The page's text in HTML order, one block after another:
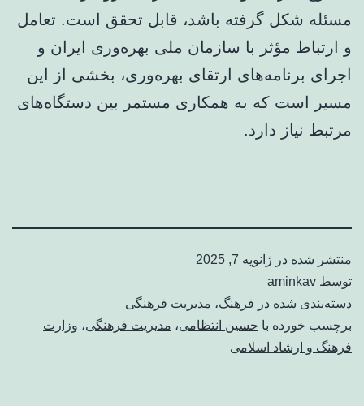
مسئله شکل گرفته باشد، قابل تحقق است. تعامل
و ارتباط مؤثر با سازمان ملی بهره‌وری ایران و
اجرای برنامه‌های ارتقای بهره‌وری، بخشی از این
مسیر است که به همکاری مستمر بین دستگاه‌های
مرتبط نیاز دارد.
منتشر شده در ژانویه 7, 2025
توسط aminkav
دسته‌بندی شده در فرهنگ، مدیریت فرهنگی
برچسب خورده با حسین انتظامی، مدیریت فرهنگی، وزارت
فرهنگ و ارشاد اسلامی